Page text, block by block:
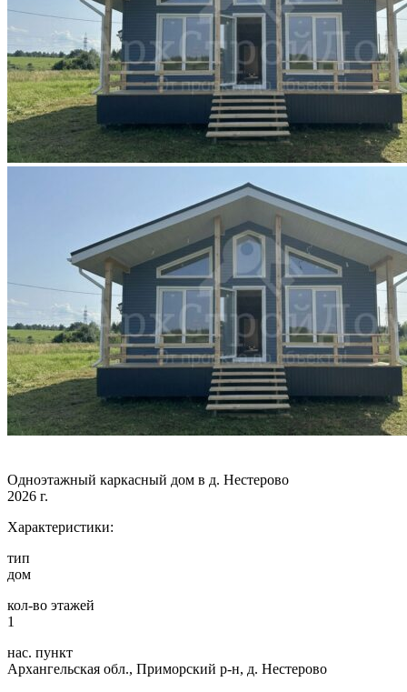
Одноэтажный каркасный дом в д. Нестерово
2026 г.
Характеристики:
тип
дом
кол-во этажей
1
нас. пункт
Архангельская обл., Приморский р-н, д. Нестерово